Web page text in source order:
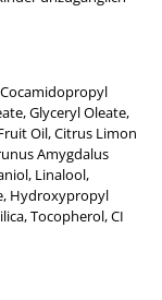
Glyceryl Oleate,
Oil, Citrus Limon
Amygdalus
Linalool,
Hydroxypropyl
Tocopherol, CI